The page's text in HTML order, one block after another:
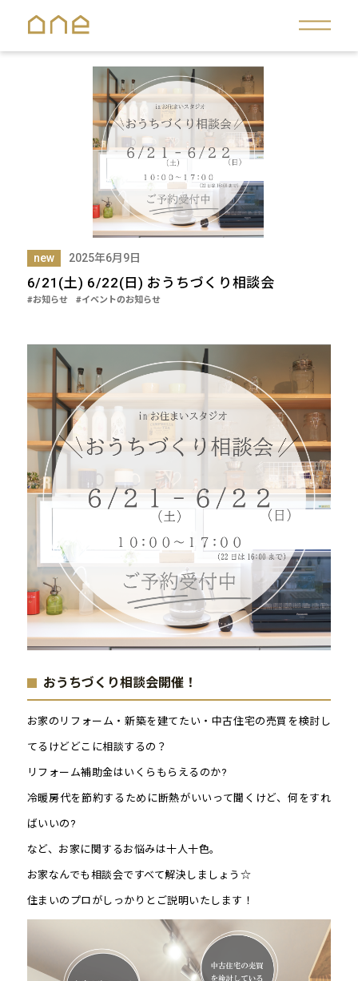
new 2025年6月9日
6/21(土) 6/22(日) おうちづくり相談会
#お知らせ #イベントのお知らせ
おうちづくり相談会開催！
お家のリフォーム・新築を建てたい・中古住宅の売買を検討し
てるけどどこに相談するの？
リフォーム補助金はいくらもらえるのか?
冷暖房代を節約するために断熱がいいって聞くけど、何をすれ
ばいいの?
など、お家に関するお悩みは十人十色。
お家なんでも相談会ですべて解決しましょう☆
住まいのプロがしっかりとご説明いたします！